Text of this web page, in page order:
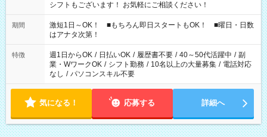
シフトもございます！ お気軽にご相談ください！
期間
激短1日～OK！ ■もちろん即日スタートもOK！ ■曜日・日数
はアナタ次第！
特徴 週1日からOK / 日払いOK / 履歴書不要 / 40～50代活躍中 / 副
業・WワークOK / シフト勤務 / 10名以上の大量募集 / 電話対応
なし / パソコンスキル不要
気になる！ 応募する 詳細へ